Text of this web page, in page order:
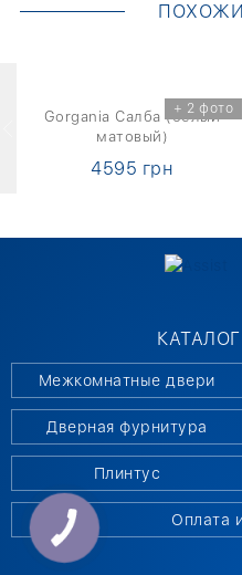
+ 2 фото
Gorgania Салба (белый
матовый)
4595 грн
Межкомнатные двери
Дверная фурнитура
Плинтус
Оплата